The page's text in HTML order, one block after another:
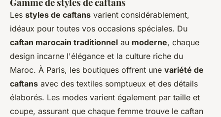
Les styles de caftans varient considérablement,
idéaux pour toutes vos occasions spéciales. Du
caftan marocain traditionnel au moderne, chaque
design incarne l'élégance et la culture riche du
Maroc. À Paris, les boutiques offrent une variété de
caftans avec des textiles somptueux et des détails
élaborés. Les modes varient également par taille et
coupe, assurant que chaque femme trouve le caftan